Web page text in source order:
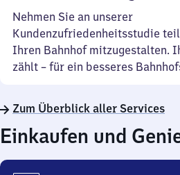
Nehmen Sie an unserer
Kundenzufriedenheitsstudie
Ihren Bahnhof mitzugestalten.
zählt – für ein besseres
Zum Überblick aller Services
Einkaufen und